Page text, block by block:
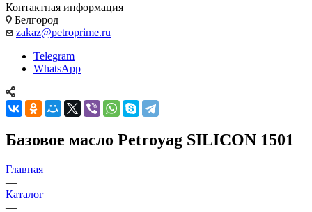
Контактная информация
Белгород
zakaz@petroprime.ru
Telegram
WhatsApp
Базовое масло Petroyag SILICON 1501
Главная
—
Каталог
—